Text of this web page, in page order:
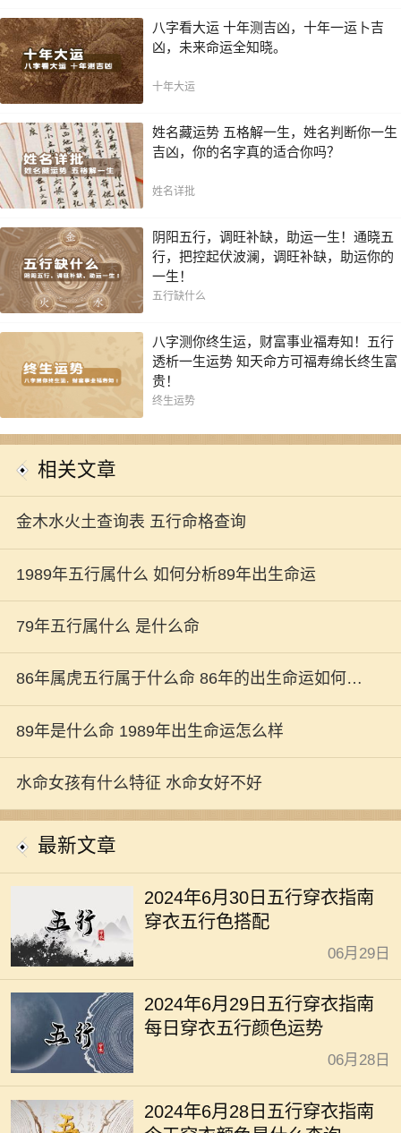
八字看大运 十年测吉凶，十年一运卜吉
凶，未来命运全知晓。
十年大运
姓名藏运势 五格解一生，姓名判断你一生
吉凶，你的名字真的适合你吗？
姓名详批
阴阳五行，调旺补缺，助运一生！通晓五
行，把控起伏波澜，调旺补缺，助运你的
一生！
五行缺什么
八字测你终生运，财富事业福寿知！五行
透析一生运势 知天命方可福寿绵长终生富
贵！
终生运势
相关文章
金木水火土查询表 五行命格查询
1989年五行属什么 如何分析89年出生命运
79年五行属什么 是什么命
86年属虎五行属于什么命 86年的出生命运如何解
析
89年是什么命 1989年出生命运怎么样
水命女孩有什么特征 水命女好不好
最新文章
2024年6月30日五行穿衣指南
穿衣五行色搭配
06月29日
2024年6月29日五行穿衣指南
每日穿衣五行颜色运势
06月28日
2024年6月28日五行穿衣指南